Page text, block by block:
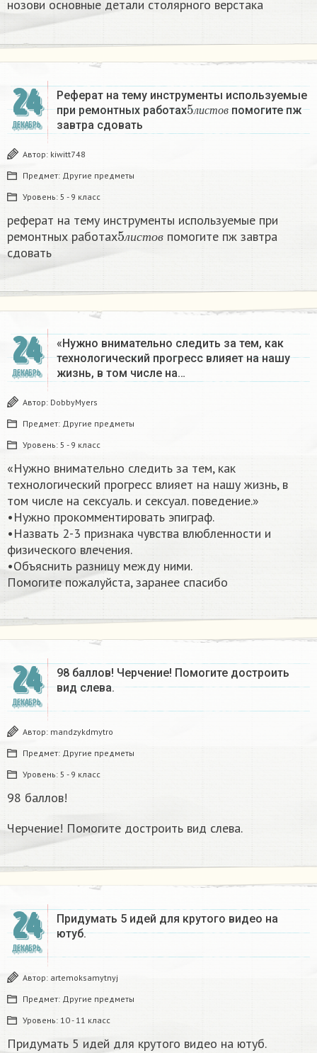
нозови основные детали столярного верстака
24
ДЕКАБРЬ
Реферат на тему инструменты используемые
при ремонтных работах
л и с т о в
5лист ов
помогите пж
завтра сдовать​
Автор: kiwitt748
Предмет: Другие предметы
Уровень: 5 - 9 класс
реферат на тему инструменты используемые при
ремонтных работах
л ист ов
5листов
помогите пж завтра
сдовать​
24
ДЕКАБРЬ
«Нужно внимательно следить за тем, как
технологический прогресс влияет на нашу
жизнь, в том числе на…
Автор: DobbyMyers
Предмет: Другие предметы
Уровень: 5 - 9 класс
«Нужно внимательно следить за тем, как
технологический прогресс влияет на нашу жизнь, в
том числе на сексуаль. и сексуал. поведение.»
•Нужно прокомментировать эпиграф.
•Назвать 2-3 признака чувства влюбленности и
физического влечения.
•Объяснить разницу между ними.
Помогите пожалуйста, заранее спасибо​
24
ДЕКАБРЬ
98 баллов! Черчение! Помогите достроить
вид слева.
Автор: mandzykdmytro
Предмет: Другие предметы
Уровень: 5 - 9 класс
98 баллов!
Черчение! Помогите достроить вид слева.
24
ДЕКАБРЬ
Придумать 5 идей для крутого видео на
ютуб.
Автор: artemoksamytnyj
Предмет: Другие предметы
Уровень: 10 - 11 класс
Придумать 5 идей для крутого видео на ютуб.